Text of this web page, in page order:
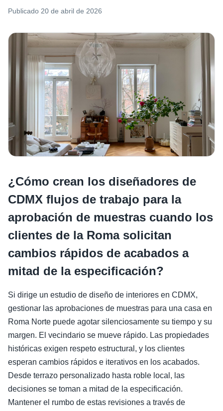
Publicado 20 de abril de 2026
¿Cómo crean los diseñadores de
CDMX flujos de trabajo para la
aprobación de muestras cuando los
clientes de la Roma solicitan
cambios rápidos de acabados a
mitad de la especificación?
Si dirige un estudio de diseño de interiores en CDMX,
gestionar las aprobaciones de muestras para una casa en
Roma Norte puede agotar silenciosamente su tiempo y su
margen. El vecindario se mueve rápido. Las propiedades
históricas exigen respeto estructural, y los clientes
esperan cambios rápidos e iterativos en los acabados.
Desde terrazo personalizado hasta roble local, las
decisiones se toman a mitad de la especificación.
Mantener el rumbo de estas revisiones a través de